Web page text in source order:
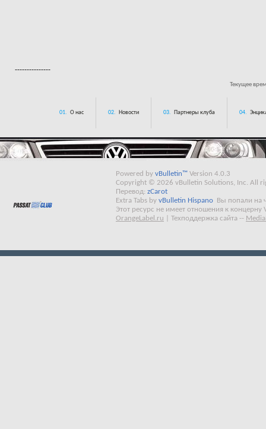
---------------
Текущее
01. О нас 02. Новости 03. Партнеры клуба 04.
Powered by vBulletin™ Version 4.0.3
Copyright © 2026 vBulletin Solutions, Inc. All
Перевод: zCarot
Extra Tabs by vBulletin Hispano
Вы попали на
Этот ресурс не имеет отношения к концерну
OrangeLabel.ru
Техподдержка сайта --